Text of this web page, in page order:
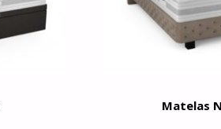
Matelas